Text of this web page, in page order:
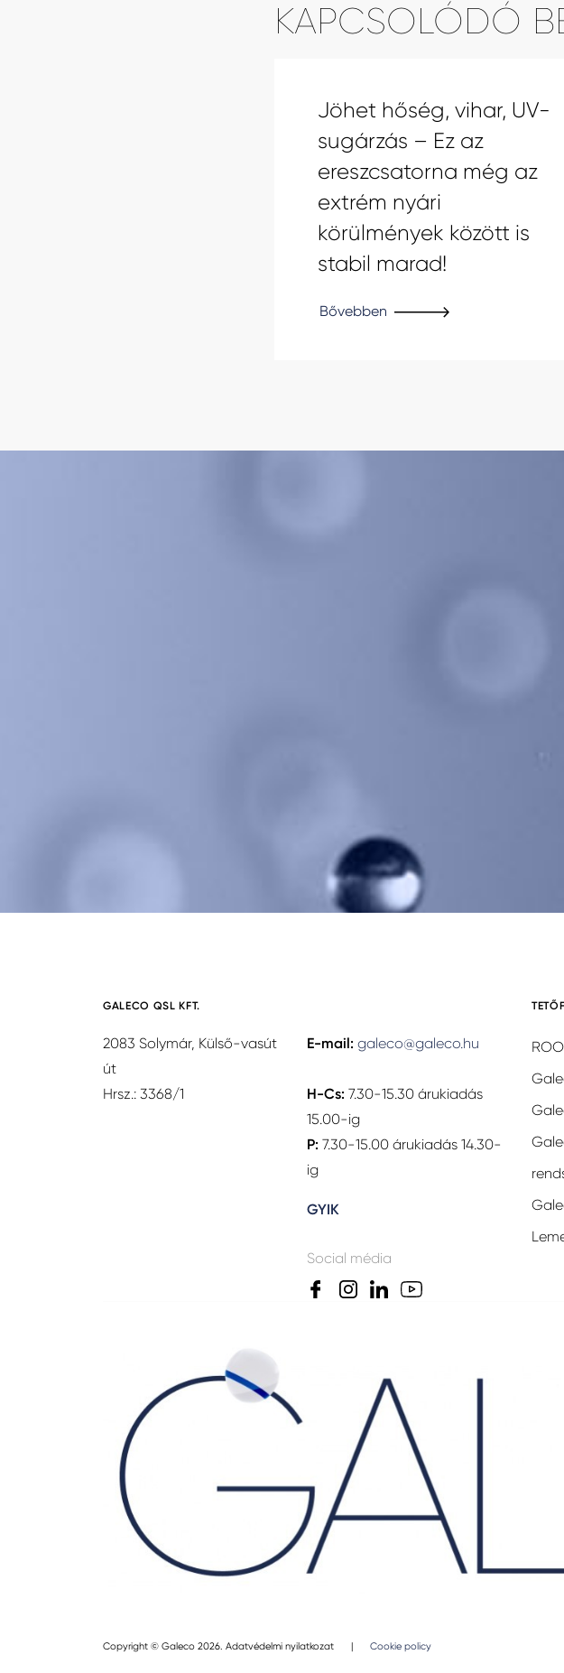
KAPCSOLÓDÓ
Jöhet hőség, vihar, UV-
sugárzás – Ez az
ereszcsatorna még az
extrém nyári
körülmények között is
stabil marad!
Bővebben
GALECO QSL KFT.
2083 Solymár, Külső-vasút
út
Hrsz.: 3368/1
E-mail: galeco@galeco.hu
H-Cs: 7.30-15.30 árukiadás
15.00-ig
P: 7.30-15.00 árukiadás 14.30-
ig
GYIK
Social média
Copyright © Galeco 2026. Adatvédelmi nyilatkozat Cookie policy